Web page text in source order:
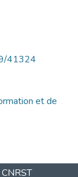
41324
et de
CNRST